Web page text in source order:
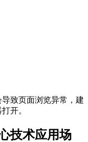
致页面浏览异常，建
开。
技术应用场